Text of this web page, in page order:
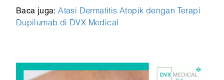
Baca juga: Atasi Dermatitis Atopik dengan Terapi
Dupilumab di DVX Medical